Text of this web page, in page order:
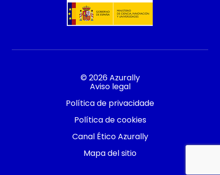
Contacto
© 2026 Azurally
Aviso legal
Política de privacidade
Política de cookies
Canal Ético Azurally
Mapa del sitio